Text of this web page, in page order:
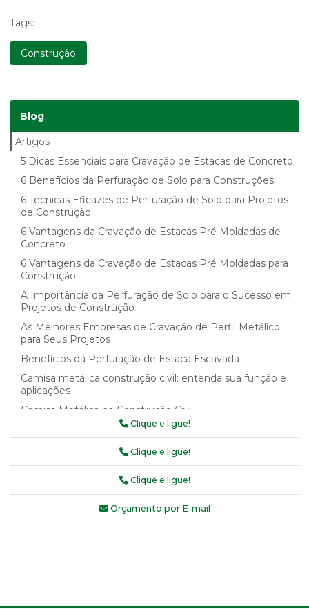
Tags:
Construção
Blog
Artigos
5 Dicas Essenciais para Cravação de Estacas de Concreto
6 Benefícios da Perfuração de Solo para Construções
6 Técnicas Eficazes de Perfuração de Solo para Projetos
de Construção
6 Vantagens da Cravação de Estacas Pré Moldadas de
Concreto
6 Vantagens da Cravação de Estacas Pré Moldadas para
Construção
A Importância da Perfuração de Solo para o Sucesso em
Projetos de Construção
As Melhores Empresas de Cravação de Perfil Metálico
para Seus Projetos
Benefícios da Perfuração de Estaca Escavada
Camisa metálica construção civil: entenda sua função e
aplicações
Camisa Metálica na Construção Civil
Camisa metálica na construção civil como garantia de
segurança e durabilidade
Camisa Metálica na Construção Civil: Benefícios e
Camisa Metálica na Construção Civil: Saiba Mais
Camisa Metálica na Construção Civil: Vantagens e
Aplicações
Clique e ligue!
Clique e ligue!
Clique e ligue!
Orçamento por E-mail